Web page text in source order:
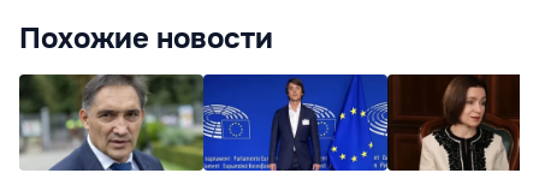
Похожие новости